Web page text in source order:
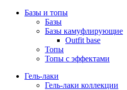
Базы и топы
Базы
Базы камуфлирующие
Outfit base
Топы
Топы с эффектами
Гель-лаки
Гель-лаки коллекции